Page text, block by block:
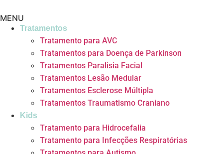
MENU
Tratamentos
Tratamento para AVC
Tratamentos para Doença de Parkinson
Tratamentos Paralisia Facial
Tratamentos Lesão Medular
Tratamentos Esclerose Múltipla
Tratamentos Traumatismo Craniano
Kids
Tratamento para Hidrocefalia
Tratamento para Infecções Respiratórias